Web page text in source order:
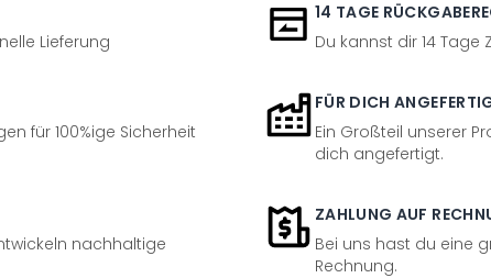
Lieferung
14 TAGE
Du kannst dir 14
für 100%ige Sicherheit
FÜR DICH
Ein Großteil unserer
dich angefertigt.
nachhaltige
ZAHLUNG AUF
Bei uns hast du eine
Rechnung.